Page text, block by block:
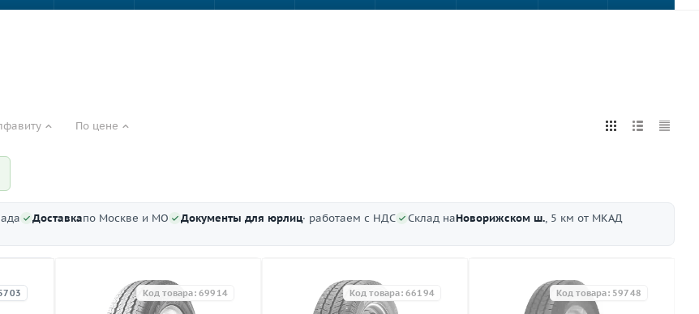
По цене
Доставкапо Москве и МО Документы для юрлиц· работаем с НДС Склад наНоворижском ш. , 5 км от МКАД
Код товара: 69914 Код товара: 66194 Код товара: 59748